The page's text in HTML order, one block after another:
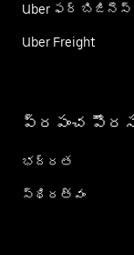
Uber ఫర్ బిజినెస్
Uber Freight
ప్రపంచ
భద్రత
స్థిరత్వం